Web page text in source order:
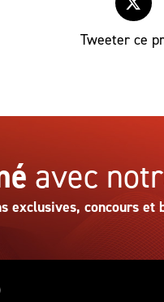
Tweeter ce
avec
exclusives, concours et